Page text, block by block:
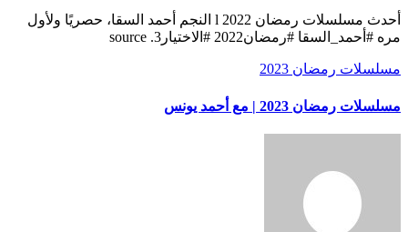
مره #أحمد_السقا #رمضان2022 #الاختيار3. source
مسلسلات رمضان 2023
مسلسلات رمضان 2023 | مع أحمد يونس